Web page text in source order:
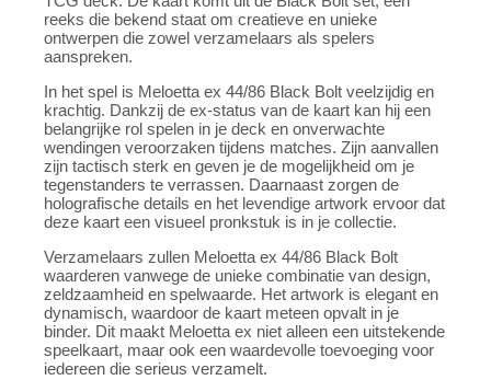
reeks die bekend staat om creatieve en unieke
ontwerpen die zowel verzamelaars als spelers
aanspreken.
In het spel is Meloetta ex 44/86 Black Bolt veelzijdig en
krachtig. Dankzij de ex-status van de kaart kan hij een
belangrijke rol spelen in je deck en onverwachte
wendingen veroorzaken tijdens matches. Zijn aanvallen
zijn tactisch sterk en geven je de mogelijkheid om je
tegenstanders te verrassen. Daarnaast zorgen de
holografische details en het levendige artwork ervoor dat
deze kaart een visueel pronkstuk is in je collectie.
Verzamelaars zullen Meloetta ex 44/86 Black Bolt
waarderen vanwege de unieke combinatie van design,
zeldzaamheid en spelwaarde. Het artwork is elegant en
dynamisch, waardoor de kaart meteen opvalt in je
binder. Dit maakt Meloetta ex niet alleen een uitstekende
speelkaart, maar ook een waardevolle toevoeging voor
iedereen die serieus verzamelt.